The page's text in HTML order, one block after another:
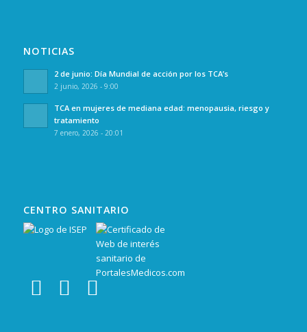
NOTICIAS
2 de junio: Día Mundial de acción por los TCA’s
2 junio, 2026 - 9:00
TCA en mujeres de mediana edad: menopausia, riesgo y
tratamiento
7 enero, 2026 - 20:01
CENTRO SANITARIO